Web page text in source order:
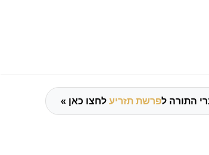
התורה לפרשת תזריע לחצו כאן »